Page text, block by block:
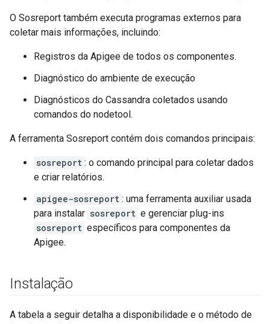
O Sosreport também executa programas externos para
coletar mais informações, incluindo:
Registros da Apigee de todos os componentes.
Diagnóstico do ambiente de execução
Diagnósticos do Cassandra coletados usando
comandos do nodetool.
A ferramenta Sosreport contém dois comandos principais:
sosreport : o comando principal para coletar dados
e criar relatórios.
apigee-sosreport : uma ferramenta auxiliar usada
para instalar sosreport e gerenciar plug-ins
sosreport específicos para componentes da
Apigee.
Instalação
A tabela a seguir detalha a disponibilidade e o método de